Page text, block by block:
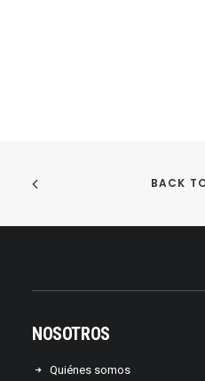
BACK
NOSOTROS
Quiénes somos